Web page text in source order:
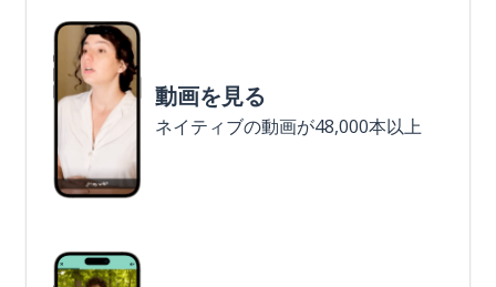
動画を見る
ネイティブの動画が48,000本以上